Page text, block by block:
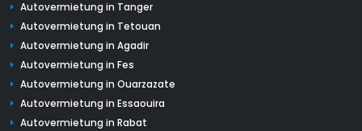
Autovermietung in Tanger
Autovermietung in Tetouan
Autovermietung in Agadir
Autovermietung in Fes
Autovermietung in Ouarzazate
Autovermietung in Essaouira
Autovermietung in Rabat